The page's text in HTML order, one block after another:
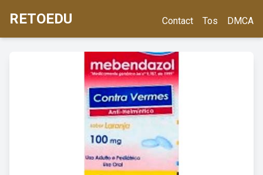
RETOEDU Contact Tos DMCA